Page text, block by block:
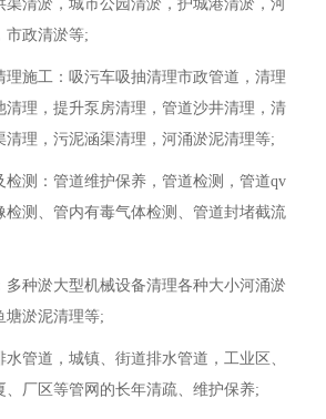
渠清淤，城市公园清淤，护城港清淤，河
市政清淤等;
理施工：吸污车吸抽清理市政管道，清理
清理，提升泵房清理，管道沙井清理，清
清理，污泥涵渠清理，河涌淤泥清理等;
检测：管道维护保养，管道检测，管道qv
检测、管内有毒气体检测、管道封堵截流
多种淤大型机械设备清理各种大小河涌淤
塘淤泥清理等;
管道，城镇、街道排水管道，工业区、
、厂区等管网的长年清疏、维护保养;